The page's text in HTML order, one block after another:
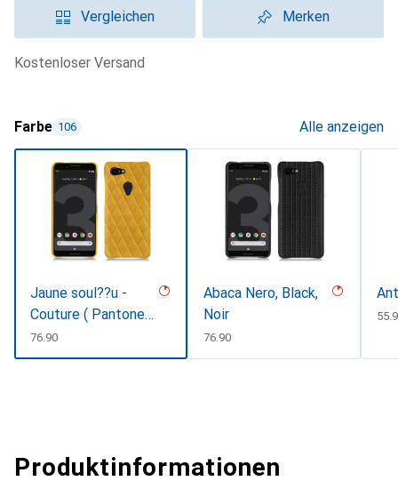
Vergleichen Merken
kostenloser Versand
Farbe 106 Alle anzeigen
Jaune soul??u -
Couture ( Pantone
#F3B934 )
CHF
76.90
Abaca Nero, Black,
Noir
CHF
76.90
CHF
Produktinformationen